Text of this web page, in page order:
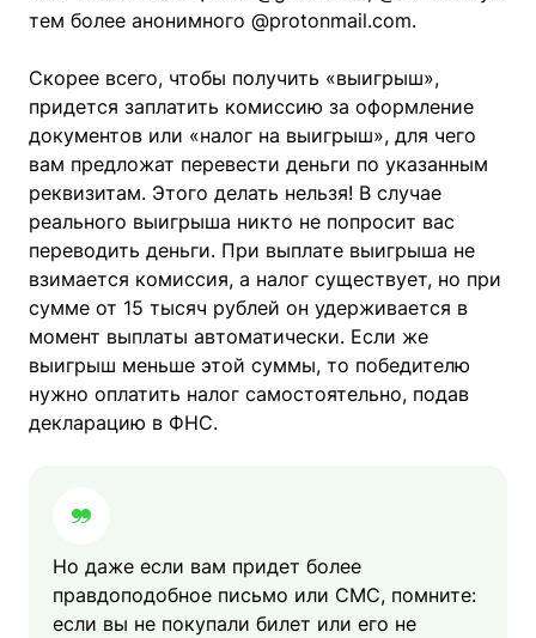
тем более анонимного @protonmail.com.
Скорее всего, чтобы получить «выигрыш»,
придется заплатить комиссию за оформление
документов или «налог на выигрыш», для чего
вам предложат перевести деньги по указанным
реквизитам. Этого делать нельзя! В случае
реального выигрыша никто не попросит вас
переводить деньги. При выплате выигрыша не
взимается комиссия, а налог существует, но при
сумме от 15 тысяч рублей он удерживается в
момент выплаты автоматически. Если же
выигрыш меньше этой суммы, то победителю
нужно оплатить налог самостоятельно, подав
декларацию в ФНС.
Но даже если вам придет более
правдоподобное письмо или СМС, помните:
если вы не покупали билет или его не